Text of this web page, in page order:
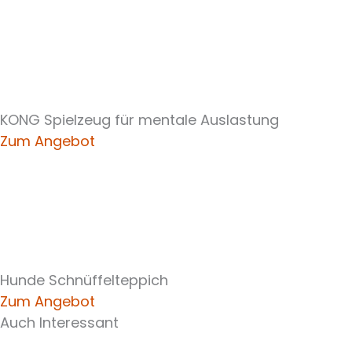
KONG Spielzeug für mentale Auslastung
Zum Angebot
Hunde Schnüffelteppich
Zum Angebot
Auch Interessant